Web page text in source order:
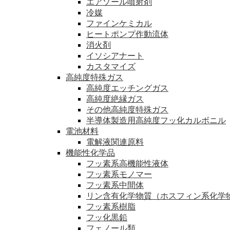
冷媒
ファインケミカル
ヒートポンプ作動流体
消火剤
イソシアナート
カスタマイズ
高純度特殊ガス
高純度エッチングガス
高純度絶縁ガス
その他高純度特殊ガス
半導体製造用高純度フッ化カルボニル
電池材料
電解液関連原料
機能性化学品
フッ素系高機能性液体
フッ素系モノマー
フッ素系中間体
リン含有化学物質（ホスフィン系化学
フッ素系樹脂
フッ化黒鉛
フェノール類